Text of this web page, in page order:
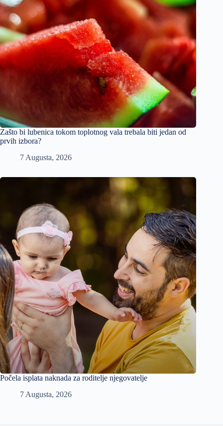
Zašto bi lubenica tokom toplotnog vala trebala biti jedan od
prvih izbora?
7 Augusta, 2026
Počela isplata naknada za roditelje njegovatelje
7 Augusta, 2026